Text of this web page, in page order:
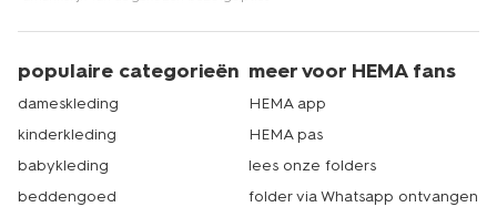
populaire categorieën
dameskleding
kinderkleding
babykleding
beddengoed
meer voor HEMA fans
HEMA app
HEMA pas
lees onze folders
folder via Whatsapp ontvangen